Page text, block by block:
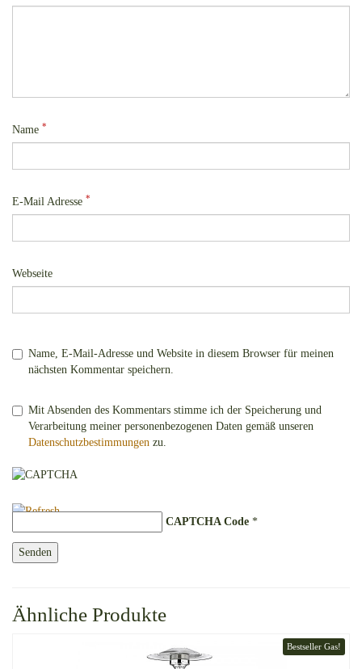
Name *
E-Mail Adresse *
Webseite
Name, E-Mail-Adresse und Website in diesem Browser für meinen
nächsten Kommentar speichern.
Mit Absenden des Kommentars stimme ich der Speicherung und
Verarbeitung meiner personenbezogenen Daten gemäß unseren
Datenschutzbestimmungen zu.
CAPTCHA Code *
Ähnliche Produkte
Bestseller Gas!